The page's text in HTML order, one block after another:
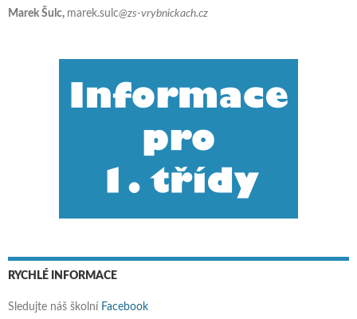
Marek Šulc, marek.sulc@zs-vrybnickach.cz
RYCHLÉ INFORMACE
Sledujte náš školní Facebook